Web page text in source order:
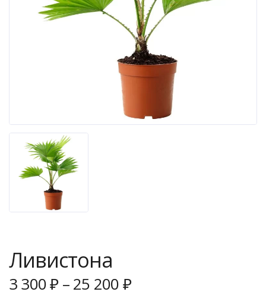
Ливистона
3 300₽ –25 200₽